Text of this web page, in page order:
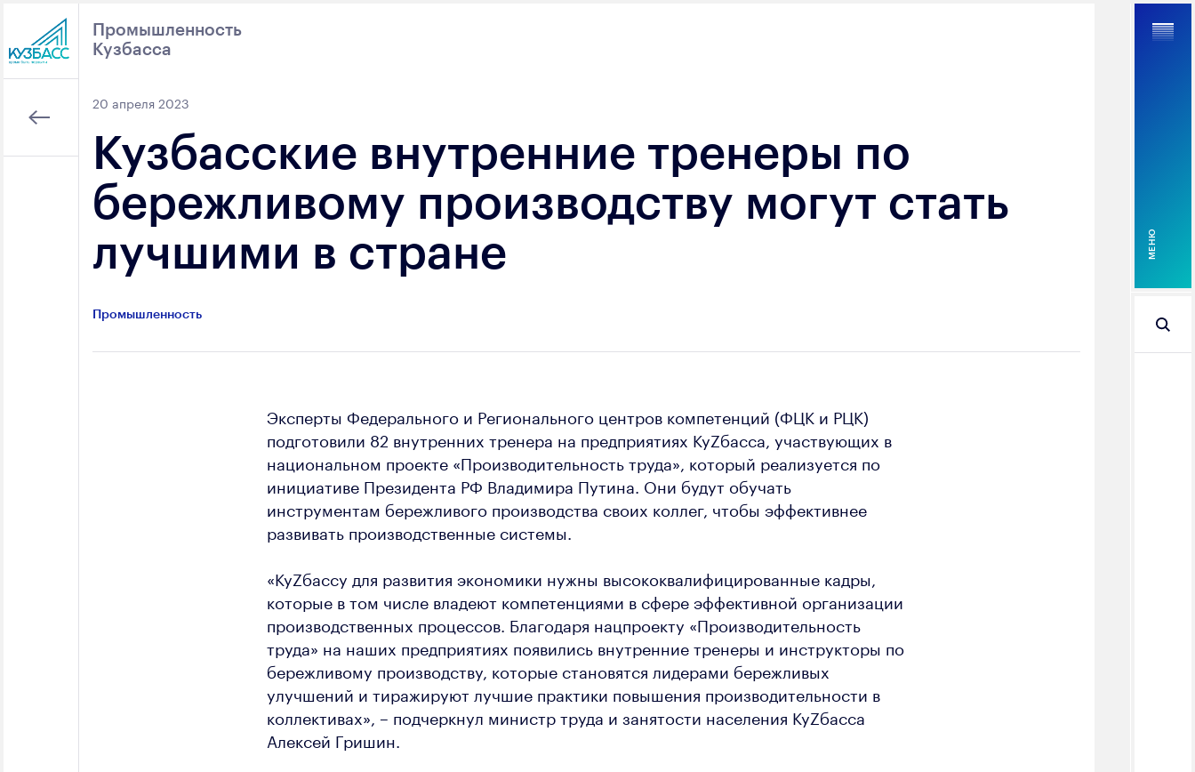
Промышленность
Кузбасса
MEНЮ
20 апреля 2023
Кузбасские внутренние тренеры по
бережливому производству могут стать
лучшими в стране
Промышленность
Эксперты Федерального и Регионального центров компетенций (ФЦК и РЦК)
подготовили 82 внутренних тренера на предприятиях КуZбасса, участвующих в
национальном проекте «Производительность труда», который реализуется по
инициативе Президента РФ Владимира Путина. Они будут обучать
инструментам бережливого производства своих коллег, чтобы эффективнее
развивать производственные системы.
«КуZбассу для развития экономики нужны высококвалифицированные кадры,
которые в том числе владеют компетенциями в сфере эффективной организации
производственных процессов. Благодаря нацпроекту «Производительность
труда» на наших предприятиях появились внутренние тренеры и инструкторы по
бережливому производству, которые становятся лидерами бережливых
улучшений и тиражируют лучшие практики повышения производительности в
коллективах», – подчеркнул министр труда и занятости населения КуZбасса
Алексей Гришин.